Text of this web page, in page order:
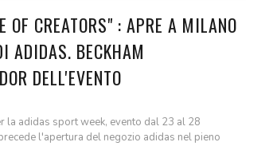
OF CREATORS" : APRE A MILANO
ADIDAS. BECKHAM
DELL'EVENTO
la adidas sport week, evento dal 23 al 28
l'apertura del negozio adidas nel pieno